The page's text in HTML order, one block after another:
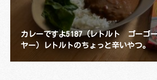
カレーですよ5187（レトルト ゴーゴ
ヤー）レトルトのちょっと辛いやつ。